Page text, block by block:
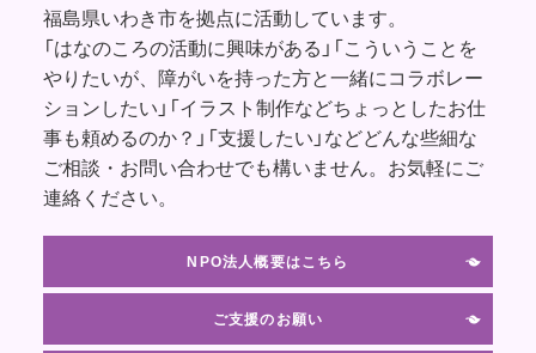
福島県いわき市を拠点に活動しています。
「はなのころの活動に興味がある」「こういうことを
やりたいが、障がいを持った方と一緒にコラボレー
ションしたい」「イラスト制作などちょっとしたお仕
事も頼めるのか？」「支援したい」などどんな些細な
ご相談・お問い合わせでも構いません。お気軽にご
連絡ください。
NPO法人概要はこちら
ご支援のお願い